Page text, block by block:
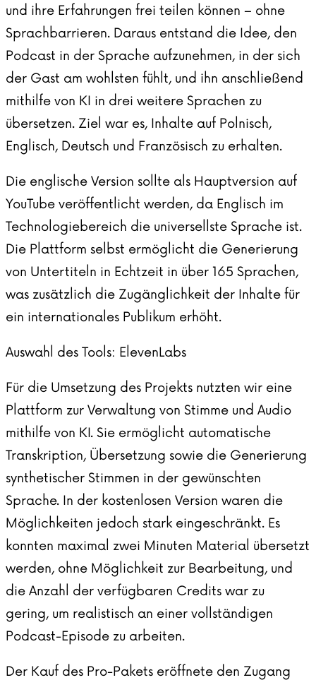
und ihre Erfahrungen frei teilen können – ohne
Sprachbarrieren. Daraus entstand die Idee, den
Podcast in der Sprache aufzunehmen, in der sich
der Gast am wohlsten fühlt, und ihn anschließend
mithilfe von KI in drei weitere Sprachen zu
übersetzen. Ziel war es, Inhalte auf Polnisch,
Englisch, Deutsch und Französisch zu erhalten.
Die englische Version sollte als Hauptversion auf
YouTube veröffentlicht werden, da Englisch im
Technologiebereich die universellste Sprache ist.
Die Plattform selbst ermöglicht die Generierung
von Untertiteln in Echtzeit in über 165 Sprachen,
was zusätzlich die Zugänglichkeit der Inhalte für
ein internationales Publikum erhöht.
Auswahl des Tools: ElevenLabs
Für die Umsetzung des Projekts nutzten wir eine
Plattform zur Verwaltung von Stimme und Audio
mithilfe von KI. Sie ermöglicht automatische
Transkription, Übersetzung sowie die Generierung
synthetischer Stimmen in der gewünschten
Sprache. In der kostenlosen Version waren die
Möglichkeiten jedoch stark eingeschränkt. Es
konnten maximal zwei Minuten Material übersetzt
werden, ohne Möglichkeit zur Bearbeitung, und
die Anzahl der verfügbaren Credits war zu
gering, um realistisch an einer vollständigen
Podcast-Episode zu arbeiten.
Der Kauf des Pro-Pakets eröffnete den Zugang